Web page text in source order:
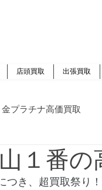
店頭買取 出張買取
金プラチナ高価買取
１番の
つき、超買取祭り！